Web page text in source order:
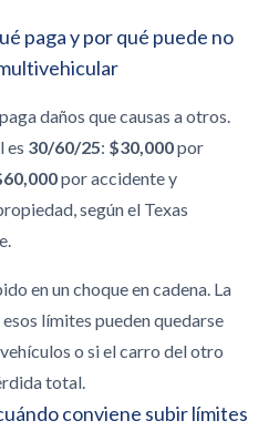
paga y por qué puede no
daños que causas a otros.
es 30/60/25: $30,000por
por accidente y
según el Texas
en un choque en cadena. La
límites pueden quedarse
o si el carro del otro
total.
conviene subir límites